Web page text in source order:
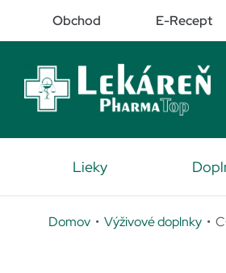
Obchod E-Recept
Lieky
Domov • Výživové doplnky •